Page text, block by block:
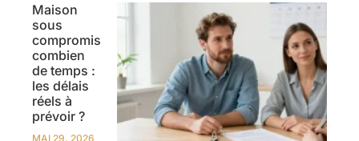
Maison
sous
compromis
combien
de temps :
les délais
réels à
prévoir ?
MAI 29, 2026